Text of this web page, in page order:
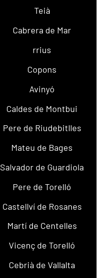
Teià
Cabrera de Mar
rrius
Copons
Avinyó
Caldes de Montbui
Pere de Riudebitlles
Mateu de Bages
Salvador de Guardiola
Pere de Torelló
Castellví de Rosanes
Martí de Centelles
Vicenç de Torelló
Cebrià de Vallalta